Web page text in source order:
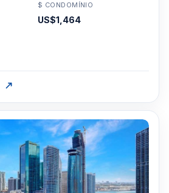
$ CONDOMÍNIO
US$1,464